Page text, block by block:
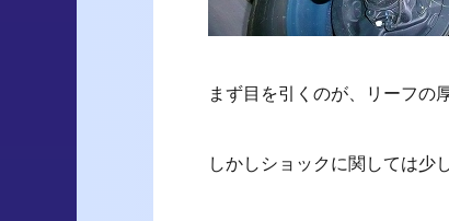
まず目を引くのが、リーフの
しかしショックに関しては少